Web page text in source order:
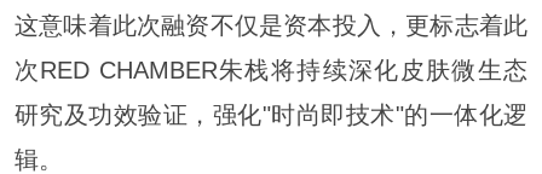
这意味着此次融资不仅是资本投入，更标志着此
次RED CHAMBER朱栈将持续深化皮肤微生态
研究及功效验证，强化"时尚即技术"的一体化逻
辑。